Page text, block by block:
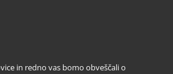
in redno vas bomo obveščali o